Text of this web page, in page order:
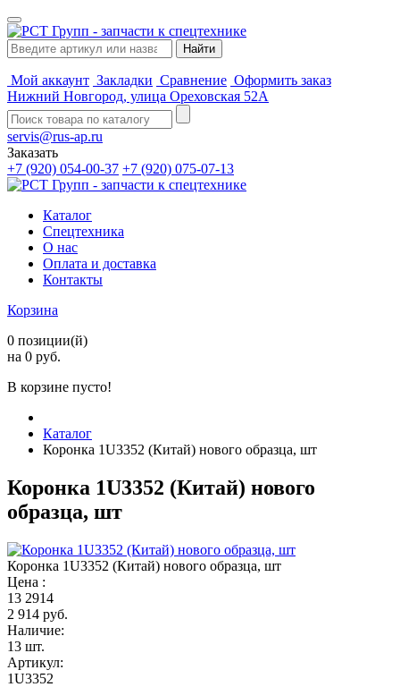
Мой аккаунт Закладки Сравнение Оформить заказ
Нижний Новгород, улица Ореховская 52А
servis@rus-ap.ru
Заказать
+7 (920) 054-00-37 +7 (920) 075-07-13
Каталог
Спецтехника
О нас
Оплата и доставка
Контакты
Корзина
0 позиции(й)
на 0 руб.
В корзине пусто!
Каталог
Коронка 1U3352 (Китай) нового образца, шт
Коронка 1U3352 (Китай) нового
образца, шт
Коронка 1U3352 (Китай) нового образца, шт
Цена :
13 2914
2 914 руб.
Наличие:
13 шт.
Артикул:
1U3352